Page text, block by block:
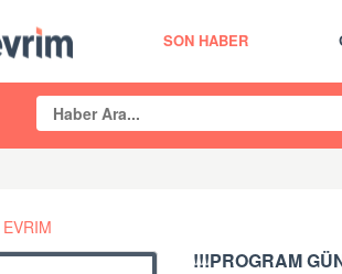
SON HABER
EVRIM
!!!PROGRAM